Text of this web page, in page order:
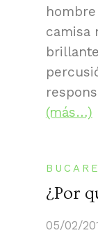
camisa
(más…)
¿Por
05/02/